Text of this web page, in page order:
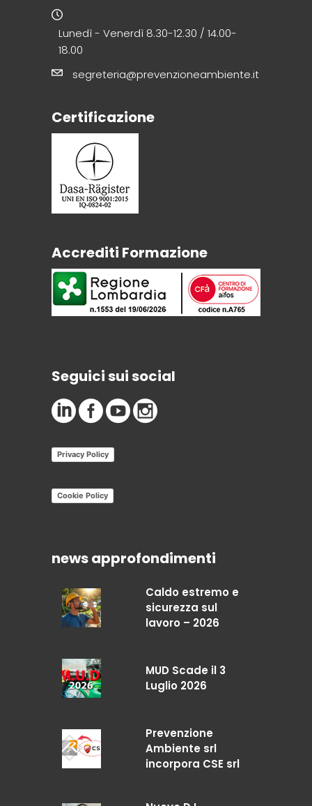
Lunedì - Venerdì 8.30-12.30 / 14.00-
18.00
segreteria@prevenzioneambiente.it
Certificazione
Accrediti Formazione
Seguici sui social
Privacy Policy
Cookie Policy
news approfondimenti
Caldo estremo e
sicurezza sul
lavoro – 2026
MUD Scade il 3
Luglio 2026
Prevenzione
Ambiente srl
incorpora CSE srl